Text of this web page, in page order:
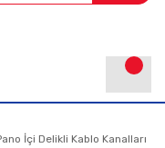
İçi Delikli Kablo Kanalları